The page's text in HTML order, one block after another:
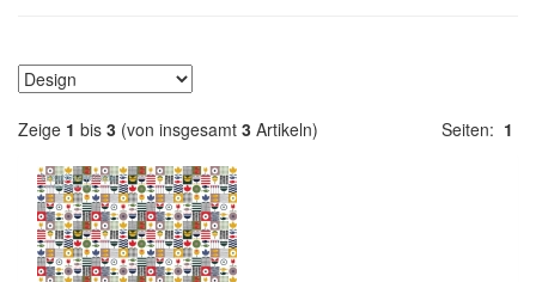
Zeige 1 bis 3 (von insgesamt 3 Artikeln) Seiten: 1